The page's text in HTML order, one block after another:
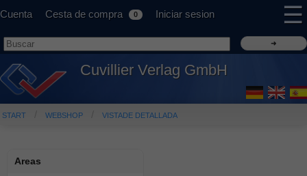
Cuenta Cesta de compra 0 Iniciar sesion ☰
Cuvillier Verlag GmbH
START WEBSHOP VISTADE DETALLADA
Areas